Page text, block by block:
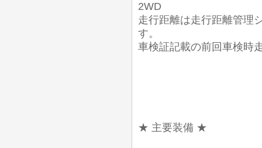
2WD
走行距離は走行距離管理
す。
車検証記載の前回車検時
★ 主要装備 ★